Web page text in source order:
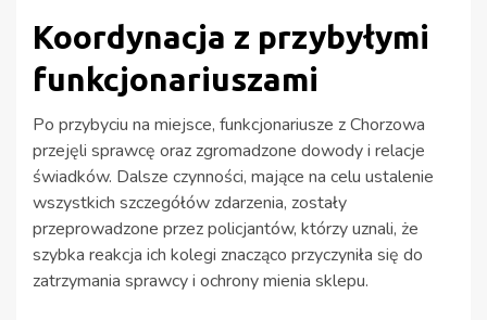
Koordynacja z przybyłymi
funkcjonariuszami
Po przybyciu na miejsce, funkcjonariusze z Chorzowa
przejęli sprawcę oraz zgromadzone dowody i relacje
świadków. Dalsze czynności, mające na celu ustalenie
wszystkich szczegółów zdarzenia, zostały
przeprowadzone przez policjantów, którzy uznali, że
szybka reakcja ich kolegi znacząco przyczyniła się do
zatrzymania sprawcy i ochrony mienia sklepu.